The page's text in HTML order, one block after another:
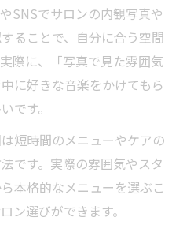
SNSでサロンの内観写真や
ることで、自分に合う空間
際に、「写真で見た雰囲気
に好きな音楽をかけてもら
です。
短時間のメニューやケアの
です。実際の雰囲気やスタ
本格的なメニューを選ぶこ
ン選びができます。